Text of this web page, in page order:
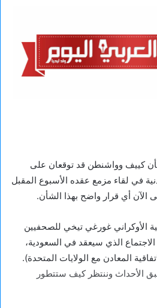
كييف وواشنطن قد توقعان على
في لقاء مزمع عقده الأسبوع المقبل
الآن أي قرار واضح بهذا الشأن.
الأوكراني غورغي تيخي للصحفيين
الاجتماع الذي سيعقد في السعودية،
المعادن مع الولايات المتحدة).
الأحداث وننتظر كيف ستتطور